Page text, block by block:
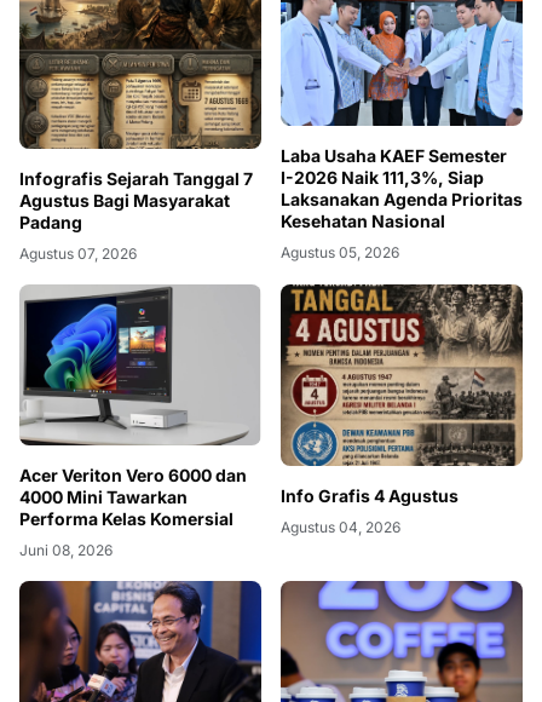
Infografis Sejarah Tanggal 7
Agustus Bagi Masyarakat
Padang
Agustus 07, 2026
Laba Usaha KAEF Semester
I-2026 Naik 111,3%, Siap
Laksanakan Agenda Prioritas
Kesehatan Nasional
Agustus 05, 2026
Acer Veriton Vero 6000 dan
4000 Mini Tawarkan
Performa Kelas Komersial
Juni 08, 2026
Info Grafis 4 Agustus
Agustus 04, 2026